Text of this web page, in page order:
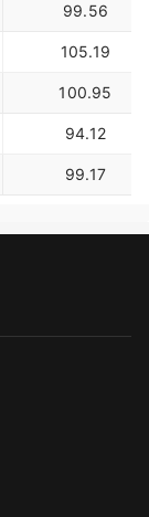
99.56
105.19
100.95
94.12
99.17